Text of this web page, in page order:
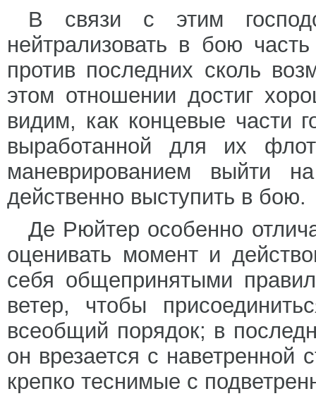
В связи с этим
нейтрализовать в бою
против последних сколь
этом отношении достиг
видим, как концевые части
выработанной для их
маневрированием выйти
действенно выступить в бою.
Де Рюйтер особенно
оценивать момент и
себя общепринятыми
ветер, чтобы
всеобщий порядок; в
он врезается с наветренной
крепко теснимые с